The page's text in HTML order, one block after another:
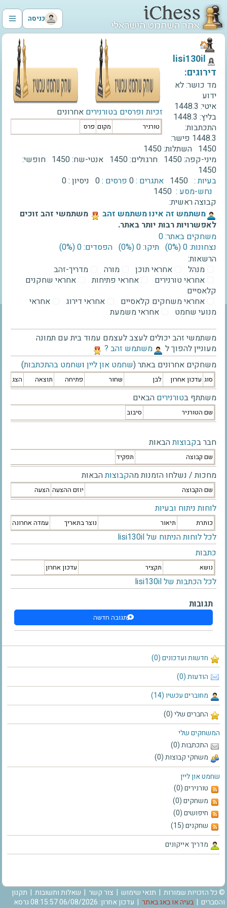
כניסה
חדשות ועדכונים (0)
הודעות (0)
מחוברים עכשיו (14)
החברים שלי (0)
המשחקים שלי
התכתבות (0)
משחקי קבוצות (0)
שחמט און ליין
טורנירים (0)
משחקים (0)
חיפושים (0)
שחקנים (15)
מדריך אייקונים
זכיות ופרסים בטורנירים אחרונים
טורניר מקום פרס
‫lisi130il‬
דירוגים:
מד כושר:לא
ידוע
איטי: 1448.3
בליץ: 1448.3
התכתבות:
1448.3 פישר:
1450 השתלות:1450
מיני-קפה:1450 חרגולים:1450 אנטי-שח:1450 חופשי:
1450
בעיות : 1450 אתגרים :0 פרסים :0 ניסיון :0
נחש-מסע : 1450
קבוצה ראשית:
‫משתמש זה אינו משתמש זהב‬
משתמשי זהב זוכים
לאפשרויות רבות יותר באתר.
משחקים באתר: 0
נצחונות: 0 ‫(0%)‬
תיקו: 0 ‫(0%)‬
הפסדים: 0 ‫(0%)‬
הרשאות:
מנהל
אחראי תוכן מורה
מדריך-זהב
אחראי טורנירים
אחראי פתיחות
אחראי שחקנים
קלאסיים
אחראי משחקים קלאסיים
אחראי דירוג
אחראי
מנועי שחמט
אחראי משמעת
משתמשי זהב יכולים לעצב לעצמם עמוד בית עם תמונה
מעוניין להפוך ל
‫משתמש זהב ?‬
משחקים אחרונים באתר (שחמט און ליין ושחמט בהתכתבות)
סוג עדכון אחרון לבן שחור פתיחה תוצאה הצג
משתתף בטורנירים הבאים
שם הטורניר סיבוב
חבר בקבוצותהבאות
שם קבוצה תפקיד
מחכות / נשלחו הזמנות מהקבוצותהבאות
שם הקבוצה יוזם ההצעה הצעה
לוחות ניתוח ובעיות
כותרת תיאור נוצר בתאריך עמדה אחרונה
לכל לוחות הניתוח של lisi130il
כתבות
נושא תקציר עדכון אחרון
לכל הכתבות של lisi130il
תגובות
תגובה חדשה
© כל הזכויות שמורות | תנאי שימוש | צור קשר | שאלות ותשובות | תקנון
והסברים | בעיה או באג באתר
| עדכון אחרון: 06/08/2026 08:15:57 גרסא